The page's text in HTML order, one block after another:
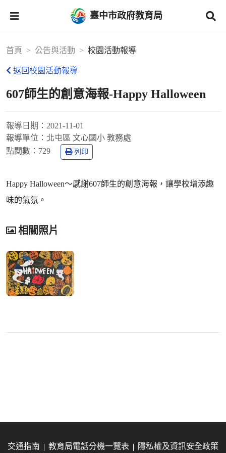
臺中市政府教育局
首頁 公告與活動 校園活動報導
返回校園活動報導
607師生的創意海報-Happy Halloween
報導日期： 2021-11-01
報導單位： 北屯區 文心國小 教務處
點閱數： 729 列印
Happy Halloween～感謝607師生的創意海報，讓學校增添趣
味的氣氛。
相關照片
交通指南 教育局電話分機一覽表 隱私權及資訊安全政策